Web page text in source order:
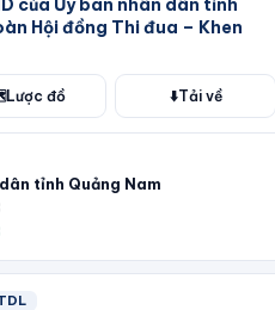
của Ủy ban nhân dân tỉnh
Hội đồng Thi đua – Khen
Lược đồ ⬇️Tải về
tỉnh Quảng Nam